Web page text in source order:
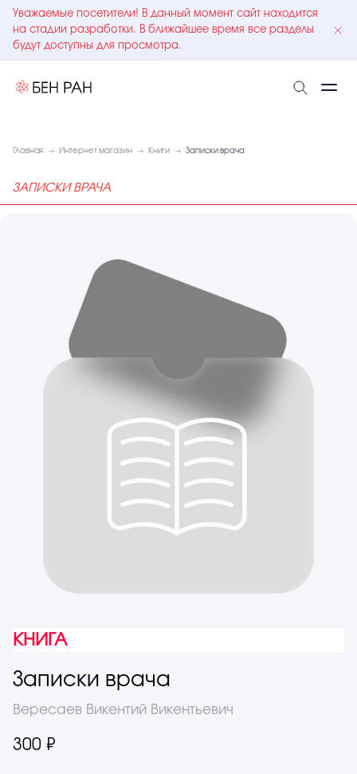
Уважаемые посетители! В данный момент сайт находится
на стадии разработки. В ближайшее время все разделы
будут доступны для просмотра.
Главная Интернет магазин Книги Записки врача
ЗАПИСКИ ВРАЧА
КНИГА
Записки врача
Вересаев Викентий Викентьевич
300 ₽